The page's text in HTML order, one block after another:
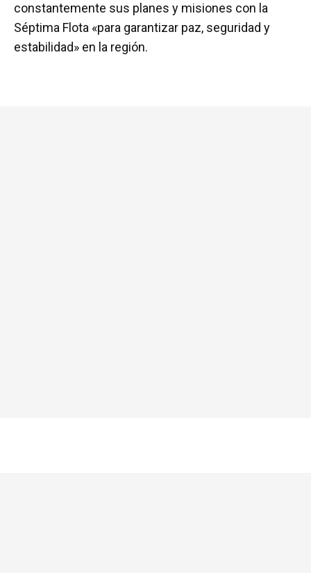
constantemente sus planes y misiones con la
Séptima Flota «para garantizar paz, seguridad y
estabilidad» en la región.